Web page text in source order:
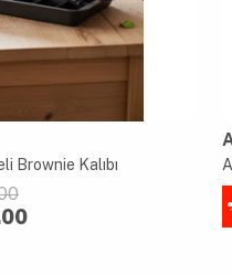
Brownie Kalıbı